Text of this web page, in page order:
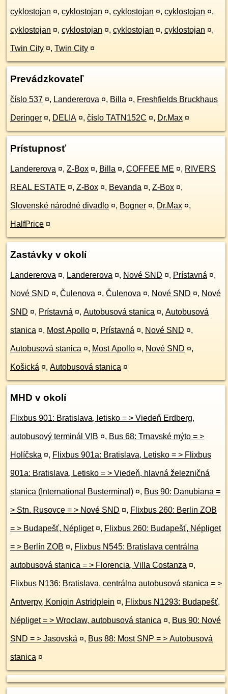
cyklostojan ¤, cyklostojan ¤, cyklostojan ¤, cyklostojan ¤,
cyklostojan ¤, cyklostojan ¤, cyklostojan ¤, cyklostojan ¤,
Twin City ¤, Twin City ¤
Prevádzkovateľ
číslo 537 ¤, Landererova ¤, Billa ¤, Freshfields Bruckhaus
Deringer ¤, DELIA ¤, číslo TATN152C ¤, Dr.Max ¤
Prístupnosť
Landererova ¤, Z-Box ¤, Billa ¤, COFFEE ME ¤, RIVERS
REAL ESTATE ¤, Z-Box ¤, Bevanda ¤, Z-Box ¤,
Slovenské národné divadlo ¤, Bogner ¤, Dr.Max ¤,
HalfPrice ¤
Zastávky v okolí
Landererova ¤, Landererova ¤, Nové SND ¤, Prístavná ¤,
Nové SND ¤, Čulenova ¤, Čulenova ¤, Nové SND ¤, Nové
SND ¤, Prístavná ¤, Autobusová stanica ¤, Autobusová
stanica ¤, Most Apollo ¤, Prístavná ¤, Nové SND ¤,
Autobusová stanica ¤, Most Apollo ¤, Nové SND ¤,
Košická ¤, Autobusová stanica ¤
MHD v okolí
Flixbus 901: Bratislava, letisko = > Viedeň Erdberg,
autobusový terminál VIB ¤, Bus 68: Trnavské mýto = >
Holíčska ¤, Flixbus 901a: Bratislava, Letisko = > Flixbus
901a: Bratislava, Letisko = > Viedeň, hlavná železničná
stanica (International Busterminal) ¤, Bus 90: Danubiana =
> Stn. Rusovce = > Nové SND ¤, Flixbus 260: Berlin ZOB
= > Budapešť, Népliget ¤, Flixbus 260: Budapešť, Népliget
= > Berlín ZOB ¤, Flixbus N545: Bratislava centrálna
autobusová stanica = > Florencia, Villa Costanza ¤,
Flixbus N136: Bratislava, centrálna autobusová stanica = >
Antverpy, Konigin Astridplein ¤, Flixbus N1293: Budapešť,
Népliget = > Wroclaw, autobusová stanica ¤, Bus 90: Nové
SND = > Jasovská ¤, Bus 88: Most SNP = > Autobusová
stanica ¤